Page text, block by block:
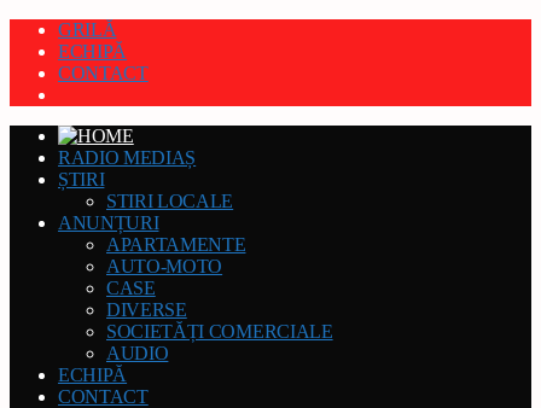
GRILĂ
ECHIPĂ
CONTACT
RADIO MEDIAȘ
ȘTIRI
STIRI LOCALE
ANUNȚURI
APARTAMENTE
AUTO-MOTO
CASE
DIVERSE
SOCIETĂȚI COMERCIALE
AUDIO
ECHIPĂ
CONTACT